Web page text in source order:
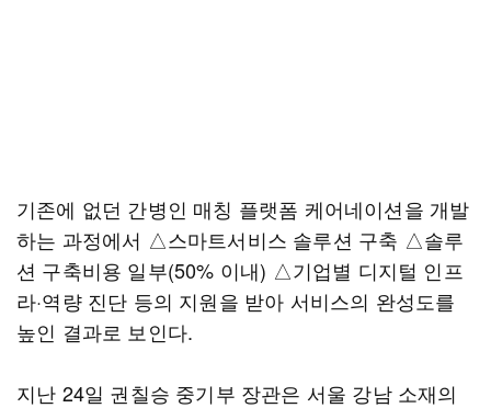
기존에 없던 간병인 매칭 플랫폼 케어네이션을 개발
하는 과정에서 △스마트서비스 솔루션 구축 △솔루
션 구축비용 일부(50% 이내) △기업별 디지털 인프
라·역량 진단 등의 지원을 받아 서비스의 완성도를
높인 결과로 보인다.
지난 24일 권칠승 중기부 장관은 서울 강남 소재의